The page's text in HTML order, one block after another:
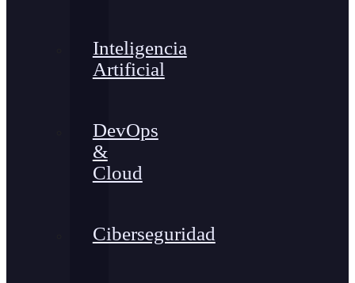
Inteligencia
Artificial
DevOps
&
Cloud
Ciberseguridad